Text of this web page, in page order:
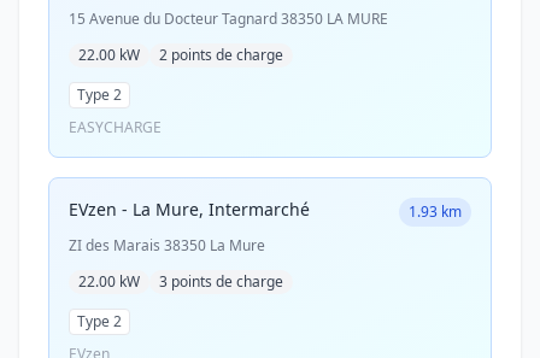
15 Avenue du Docteur Tagnard 38350 LA MURE
22.00 kW
2 points de charge
Type 2
EASYCHARGE
EVzen - La Mure, Intermarché
1.93 km
ZI des Marais 38350 La Mure
22.00 kW
3 points de charge
Type 2
EVzen